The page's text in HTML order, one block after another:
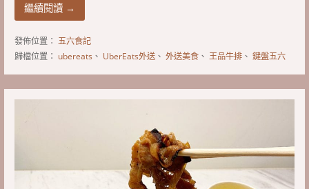
繼續閱讀 →
發佈位置： 五六食記
歸檔位置： ubereats 、 UberEats外送、 外送美食、 王品牛排、 鍵盤五六